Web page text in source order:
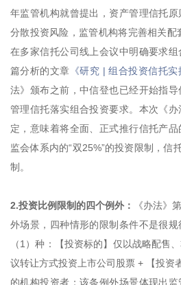
年监管机构就曾提出，资产管理信托
分散投资风险，监管机构将完善相关配
在多家信托公司线上会议中明确要求
篇分析的文章 《研究 | 组合投资信托实
法》颁布之前，中信登也已经开始指
管理信托落实组合投资要求。本次《
定，意味着将全面、正式推行信托产
监会体系内的“双25%”的投资限制，信
制。
2.投资比例限制的四个例外：
《办法》
外场景，四种情形的限制条件不是很
（1）种：【投资标的】仅以战略配售
议转让方式投资上市公司股票 + 【投资
的机构投资者；该条例外场景体现出